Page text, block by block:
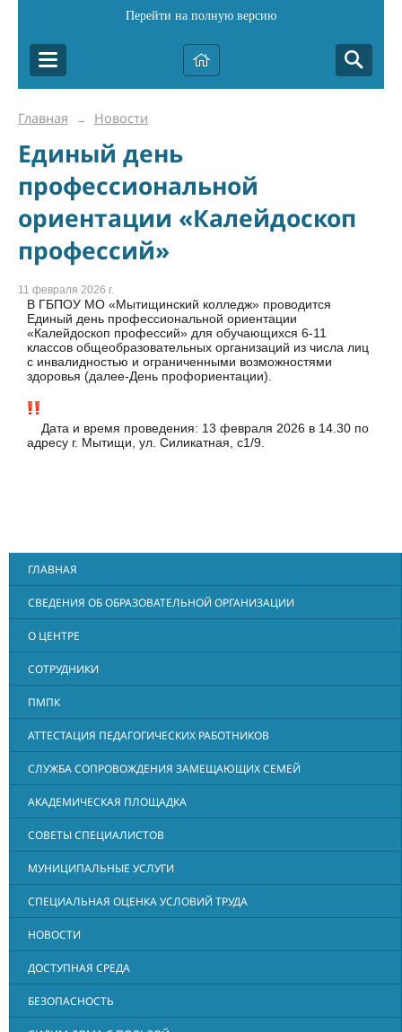
Перейти на полную версию
Главная → Новости
Единый день
профессиональной
ориентации «Калейдоскоп
профессий»
11 февраля 2026 г.
В ГБПОУ МО «Мытищинский колледж» проводится
Единый день профессиональной ориентации
«Калейдоскоп профессий» для обучающихся 6-11
классов общеобразовательных организаций из числа лиц
с инвалидностью и ограниченными возможностями
здоровья (далее-День профориентации).
Дата и время проведения: 13 февраля 2026 в 14.30 по
адресу г. Мытищи, ул. Силикатная, с1/9.
ГЛАВНАЯ
СВЕДЕНИЯ ОБ ОБРАЗОВАТЕЛЬНОЙ ОРГАНИЗАЦИИ
О ЦЕНТРЕ
СОТРУДНИКИ
ПМПК
АТТЕСТАЦИЯ ПЕДАГОГИЧЕСКИХ РАБОТНИКОВ
СЛУЖБА СОПРОВОЖДЕНИЯ ЗАМЕЩАЮЩИХ СЕМЕЙ
АКАДЕМИЧЕСКАЯ ПЛОЩАДКА
СОВЕТЫ СПЕЦИАЛИСТОВ
МУНИЦИПАЛЬНЫЕ УСЛУГИ
СПЕЦИАЛЬНАЯ ОЦЕНКА УСЛОВИЙ ТРУДА
НОВОСТИ
ДОСТУПНАЯ СРЕДА
БЕЗОПАСНОСТЬ